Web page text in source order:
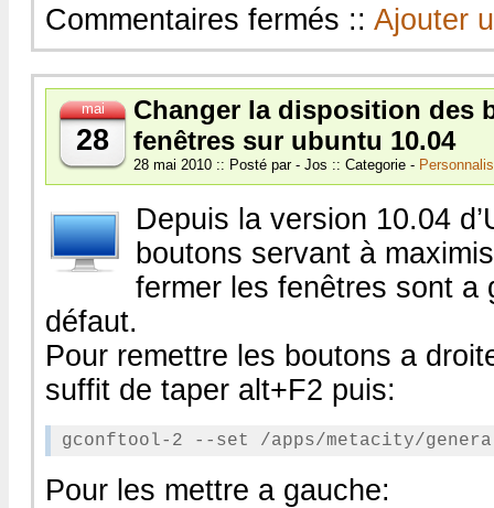
Commentaires fermés sur
Changer
de
serveur
pulseaudio
en
ligne
de
commande
:: Ajouter
mai
28
Changer la disposition des
fenêtres sur ubuntu 10.04
28 mai 2010 :: Posté par - Jos :: Categorie -
Depuis la version 10.04
boutons servant à
fermer les fenêtres sont a
défaut.
Pour remettre les boutons a
suffit de taper alt+F2 puis:
Pour les mettre a gauche: